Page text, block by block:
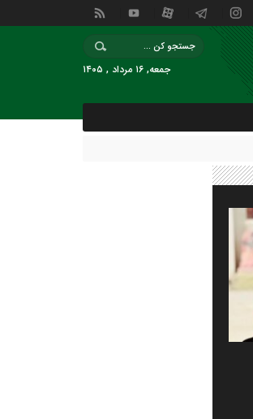
جمعه, ۱۶ مرداد , ۱۴۰۵